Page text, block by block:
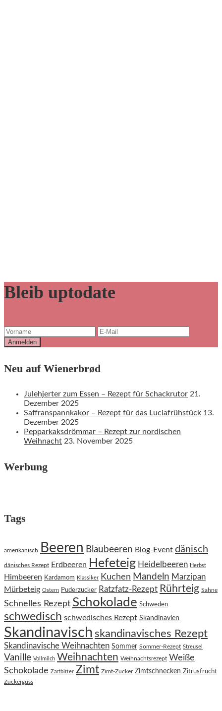
Bleib uptodate
Neu auf Wienerbrød
Julehjerter zum Essen – Rezept für Schackrutor 21.
Dezember 2025
Saffranspannkakor – Rezept für das Luciafrühstück 13.
Dezember 2025
Pepparkaksdrömmar – Rezept zur nordischen
Weihnacht 23. November 2025
Werbung
Tags
amerikanisch Beeren Blaubeeren Blog-Event dänisch
dänisches Rezept Erdbeeren Hefeteig Heidelbeeren Herbst
Himbeeren Kardamom Klassiker Kuchen Mandeln Marzipan
Mürbeteig Ostern Puderzucker Ratzfatz-Rezept Rührteig Sahne
Schnelles Rezept Schokolade Schweden
schwedisch schwedisches Rezept Skandinavien
Skandinavisch skandinavisches Rezept
Skandinavische Weihnachten Sommer Sommer-Rezept Streusel
Vanille Vollmilch Weihnachten Weihnachtsrezept Weiße
Schokolade Zartbitter Zimt Zimt-Zucker Zimtschnecken Zitrusfrucht
Zuckerguss